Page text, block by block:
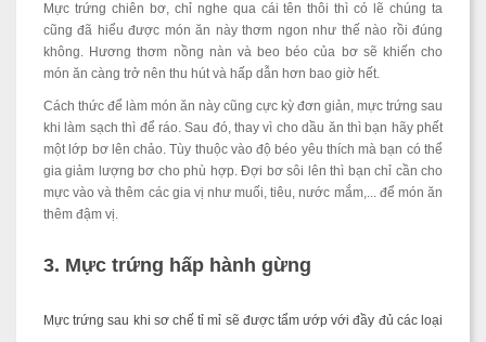
Mực trứng chiên bơ, chỉ nghe qua cái tên thôi thì có lẽ chúng ta
cũng đã hiểu được món ăn này thơm ngon như thế nào rồi đúng
không. Hương thơm nồng nàn và beo béo của bơ sẽ khiến cho
món ăn càng trở nên thu hút và hấp dẫn hơn bao giờ hết.
Cách thức để làm món ăn này cũng cực kỳ đơn giản, mực trứng sau
khi làm sạch thì để ráo. Sau đó, thay vì cho dầu ăn thì bạn hãy phết
một lớp bơ lên chảo. Tùy thuộc vào độ béo yêu thích mà bạn có thể
gia giảm lượng bơ cho phù hợp. Đợi bơ sôi lên thì bạn chỉ cần cho
mực vào và thêm các gia vị như muối, tiêu, nước mắm,... để món ăn
thêm đậm vị.
3. Mực trứng hấp hành gừng
Mực trứng sau khi sơ chế tỉ mỉ sẽ được tẩm ướp với đầy đủ các loại